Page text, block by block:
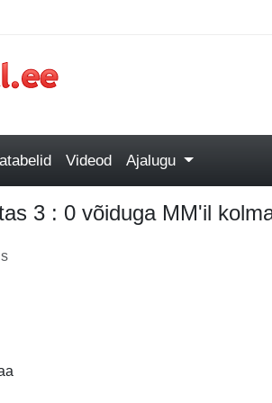
Videod Ajalugu
3 : 0 võiduga MM'il